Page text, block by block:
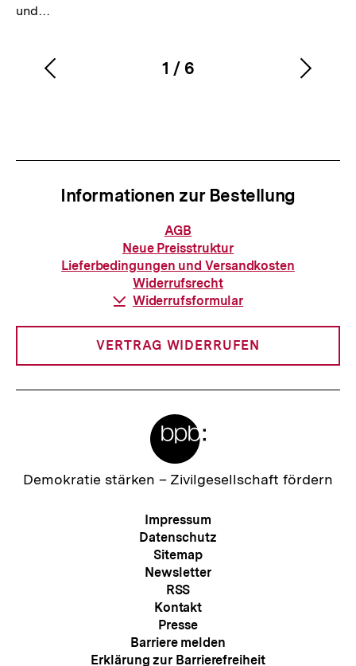
und…
Karussellinhalt
1
von
/ 6
Vorherigen
Informationen zur Bestellung
Informationen
zur
Bestellung
AGB
Neue Preisstruktur
Lieferbedingungen und Versandkosten
Widerrufsrecht
Download-
Widerrufsformular
VERTRAG WIDERRUFEN
Zur
Demokratie stärken – Zivilgesellschaft fördern
Meta-
Navigation
Impressum
Datenschutz
Sitemap
Newsletter
RSS
Kontakt
Presse
Barriere melden
Erklärung zur Barrierefreiheit